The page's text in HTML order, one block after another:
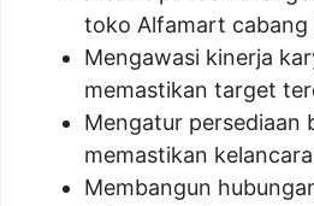
toko Alfamart cabang
Mengawasi kinerja
memastikan target
Mengatur persediaan
memastikan
Membangun